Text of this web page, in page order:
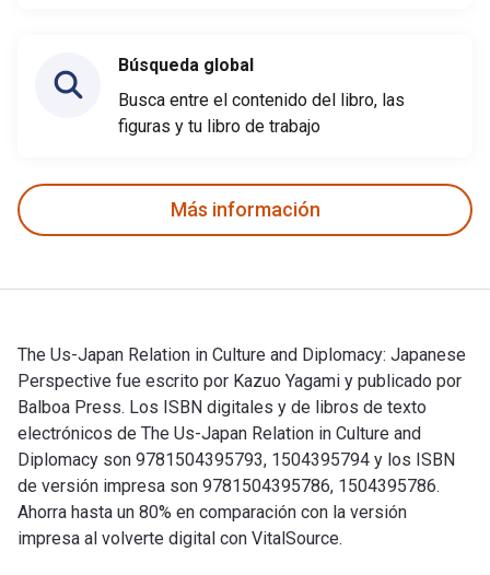
Búsqueda global
Busca entre el contenido del libro, las
figuras y tu libro de trabajo
Más información
The Us-Japan Relation in Culture and Diplomacy: Japanese
Perspective fue escrito por Kazuo Yagami y publicado por
Balboa Press. Los ISBN digitales y de libros de texto
electrónicos de The Us-Japan Relation in Culture and
Diplomacy son 9781504395793, 1504395794 y los ISBN
de versión impresa son 9781504395786, 1504395786.
Ahorra hasta un 80% en comparación con la versión
impresa al volverte digital con VitalSource.